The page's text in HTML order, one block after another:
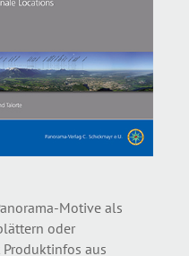
Motive als
oder
aus